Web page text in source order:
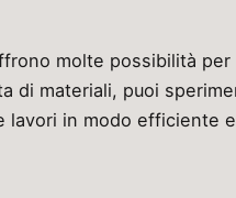
molte possibilità
di materiali, puoi
lavori in modo efficiente